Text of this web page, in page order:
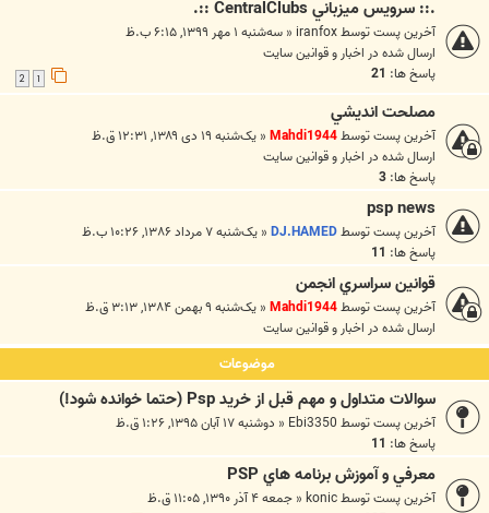
.:: سرويس ميزباني CentralClubs ::.
آخرین پست توسطiranfox
« سه‌شنبه ۱ مهر ۱۳۹۹, ۶:۱۵ ب.ظ
ارسال شده در اخبار و قوانين سايت
پاسخ ها: 21
مصلحت انديشي
آخرین پست توسطMahdi1944
« یک‌شنبه ۱۹ دی ۱۳۸۹, ۱۲:۳۱ ق.ظ
ارسال شده در اخبار و قوانين سايت
پاسخ ها: 3
psp news
آخرین پست توسطDJ.HAMED
« یک‌شنبه ۷ مرداد ۱۳۸۶, ۱۰:۲۶ ب.ظ
پاسخ ها: 11
قوانين سراسري انجمن
آخرین پست توسطMahdi1944
« یک‌شنبه ۹ بهمن ۱۳۸۴, ۳:۱۳ ق.ظ
ارسال شده در اخبار و قوانين سايت
موضوعات
سوالات متداول و مهم قبل از خرید Psp (حتما خوانده شود!)
آخرین پست توسطEbi3350
« دوشنبه ۱۷ آبان ۱۳۹۵, ۱:۲۶ ق.ظ
پاسخ ها: 11
معرفي و آموزش برنامه هاي PSP
آخرین پست توسطkonic
« جمعه ۴ آذر ۱۳۹۰, ۱۱:۰۵ ق.ظ